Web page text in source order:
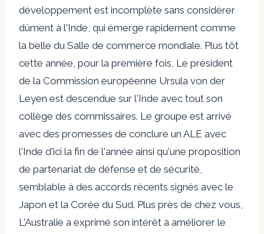
développement est incomplète sans considérer
dûment à l'Inde, qui émerge rapidement comme
la belle du Salle de commerce mondiale. Plus tôt
cette année, pour la première fois, Le président
de la Commission européenne Ursula von der
Leyen est descendue sur l'Inde avec tout son
collège des commissaires. Le groupe est arrivé
avec des promesses de conclure un ALE avec
l'Inde d'ici la fin de l'année ainsi qu'une proposition
de partenariat de défense et de sécurité,
semblable à des accords récents signés avec le
Japon et la Corée du Sud. Plus près de chez vous,
L'Australie a exprimé son intérêt à améliorer le